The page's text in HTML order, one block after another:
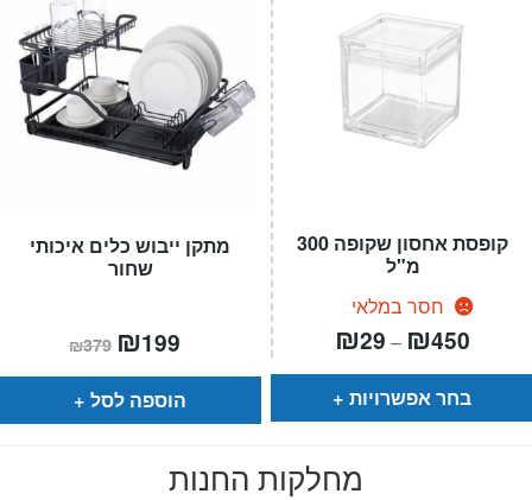
מתקן ייבוש כלים איכותי
שחור
₪379 המחיר
המקורי
היה:
₪379.
₪199
הוא:
הוספה לסל
קופסת אחסון שקופה 300
מ"ל
חסר במלאי
₪29 – ₪450
⁦₪29⁩
בחר אפשרויות
מחלקות החנות